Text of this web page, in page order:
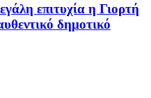
επιτυχία η Γιορτή
δημοτικό